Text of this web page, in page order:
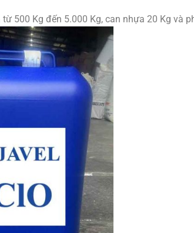
500 Kg đến 5.000 Kg, can nhựa 20 Kg và